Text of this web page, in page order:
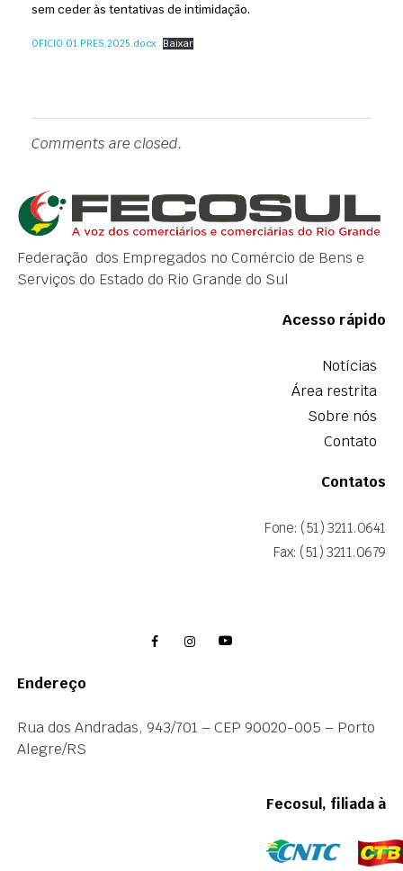
sem ceder às tentativas de intimidação.
OFICIO 01.PRES.2025.docx Baixar
Comments are closed.
Federação dos Empregados no Comércio de Bens e
Serviços do Estado do Rio Grande do Sul
Acesso rápido
Notícias
Área restrita
Sobre nós
Contato
Contatos
Fone: (51) 3211.0641
Fax: (51) 3211.0679
Endereço
Rua dos Andradas, 943/701 – CEP 90020-005 – Porto
Alegre/RS
Fecosul, filiada à